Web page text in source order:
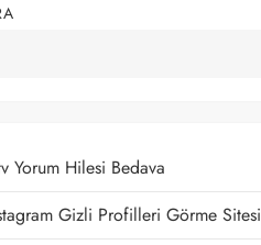
Yorum Hilesi Bedava
Gizli Profilleri Görme Sitesi